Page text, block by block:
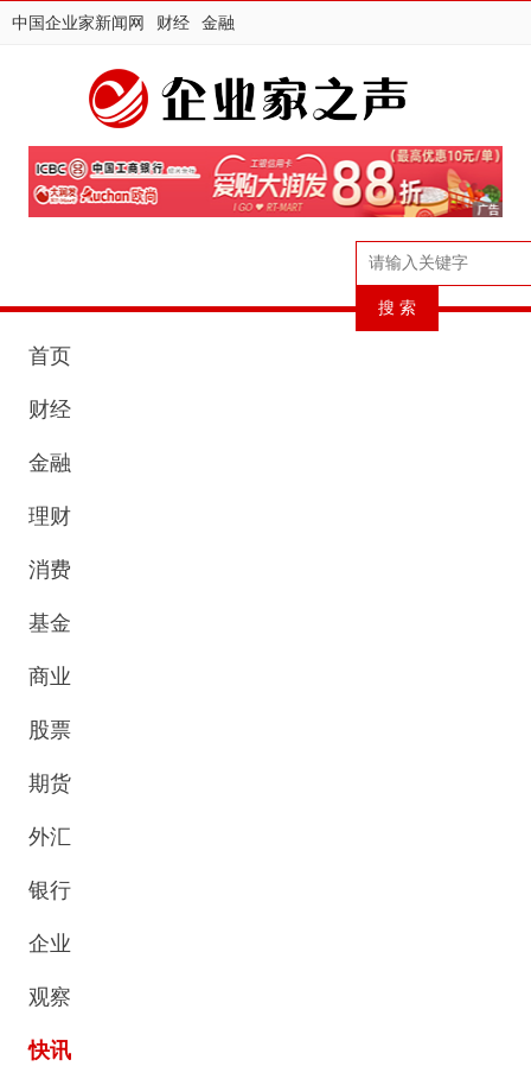
中国企业家新闻网 财经 金融
首页
财经
金融
理财
消费
基金
商业
股票
期货
外汇
银行
企业
观察
快讯